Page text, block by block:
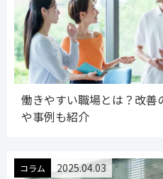
働きやすい職場とは？改
や事例も紹介
コラム 2025.04.03